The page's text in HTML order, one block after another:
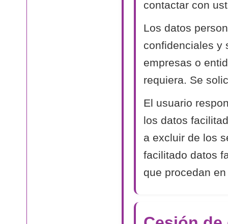
contactar con
Los datos
confidenciales y
empresas o
requiera. Se
El usuario
los datos
a excluir de los
facilitado datos
que procedan